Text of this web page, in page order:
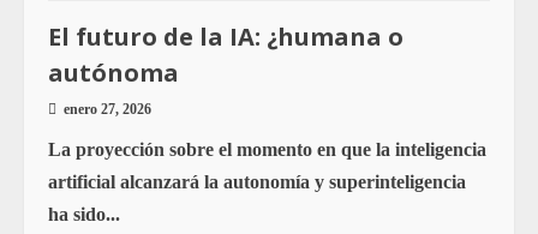
El futuro de la IA: ¿humana o
autónoma
enero 27, 2026
La proyección sobre el momento en que la inteligencia
artificial alcanzará la autonomía y superinteligencia
ha sido...